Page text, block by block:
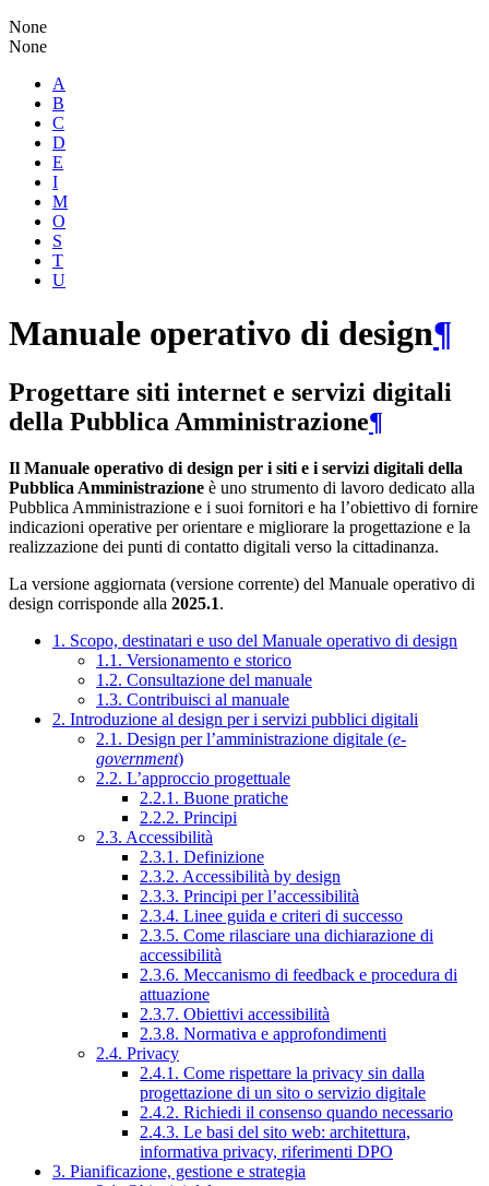
None
None
A
B
C
D
E
I
M
O
S
T
U
Manuale operativo di design¶
Progettare siti internet e servizi digitali
della Pubblica Amministrazione¶
Il Manuale operativo di design per i siti e i servizi digitali della
Pubblica Amministrazione è uno strumento di lavoro dedicato alla
Pubblica Amministrazione e i suoi fornitori e ha l’obiettivo di fornire
indicazioni operative per orientare e migliorare la progettazione e la
realizzazione dei punti di contatto digitali verso la cittadinanza.
La versione aggiornata (versione corrente) del Manuale operativo di
design corrisponde alla 2025.1.
1. Scopo, destinatari e uso del Manuale operativo di design
1.1. Versionamento e storico
1.2. Consultazione del manuale
1.3. Contribuisci al manuale
2. Introduzione al design per i servizi pubblici digitali
2.1. Design per l’amministrazione digitale (e-
government)
2.2. L’approccio progettuale
2.2.1. Buone pratiche
2.2.2. Principi
2.3. Accessibilità
2.3.1. Definizione
2.3.2. Accessibilità by design
2.3.3. Principi per l’accessibilità
2.3.4. Linee guida e criteri di successo
2.3.5. Come rilasciare una dichiarazione di
accessibilità
2.3.6. Meccanismo di feedback e procedura di
attuazione
2.3.7. Obiettivi accessibilità
2.3.8. Normativa e approfondimenti
2.4. Privacy
2.4.1. Come rispettare la privacy sin dalla
progettazione di un sito o servizio digitale
2.4.2. Richiedi il consenso quando necessario
2.4.3. Le basi del sito web: architettura,
informativa privacy, riferimenti DPO
3. Pianificazione, gestione e strategia